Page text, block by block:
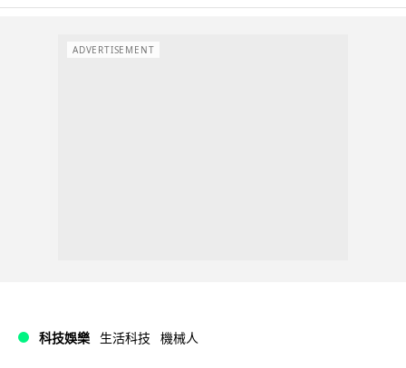
ADVERTISEMENT
科技娛樂 生活科技 機械人